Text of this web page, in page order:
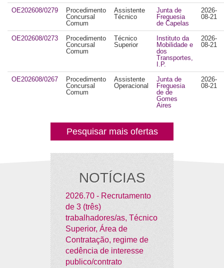
OE202608/0279
Procedimento
Concursal
Comum
Assistente
Técnico
Junta de
Freguesia
de Capelas
2026-
08-21
OE202608/0273
Procedimento
Concursal
Comum
Técnico
Superior
Instituto da
Mobilidade e
dos
Transportes,
I.P.
2026-
08-21
OE202608/0267
Procedimento
Concursal
Comum
Assistente
Operacional
Junta de
Freguesia
de de
Gomes
Aires
2026-
08-21
Pesquisar mais ofertas
NOTÍCIAS
2026.70 - Recrutamento
de 3 (três)
trabalhadores/as, Técnico
Superior, Área de
Contratação, regime de
cedência de interesse
publico/contrato